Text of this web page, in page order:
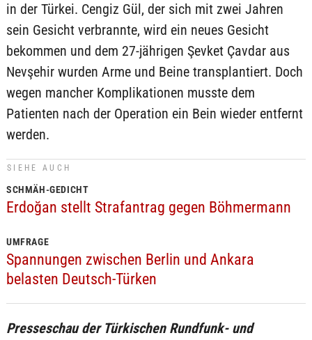
in der Türkei. Cengiz Gül, der sich mit zwei Jahren
sein Gesicht verbrannte, wird ein neues Gesicht
bekommen und dem 27-jährigen Şevket Çavdar aus
Nevşehir wurden Arme und Beine transplantiert. Doch
wegen mancher Komplikationen musste dem
Patienten nach der Operation ein Bein wieder entfernt
werden.
SIEHE AUCH
SCHMÄH-GEDICHT
Erdoğan stellt Strafantrag gegen Böhmermann
UMFRAGE
Spannungen zwischen Berlin und Ankara
belasten Deutsch-Türken
Presseschau der Türkischen Rundfunk- und